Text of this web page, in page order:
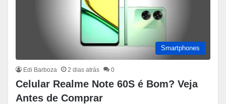
Smartphones
Edi Barboza 2 dias atrás 0
Celular Realme Note 60S é Bom? Veja
Antes de Comprar